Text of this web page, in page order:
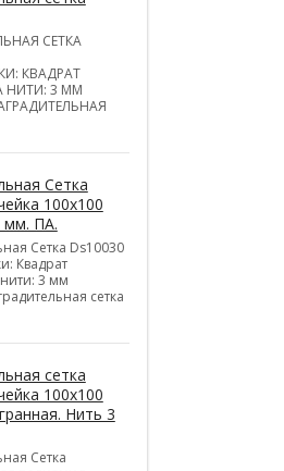
СЕТКА
КВАДРАТ
3 ММ
Сетка
100х100
мм. ПА.
Сетка Ds10030
Квадрат
3 мм
сетка
сетка
100х100
Нить 3
Сетка